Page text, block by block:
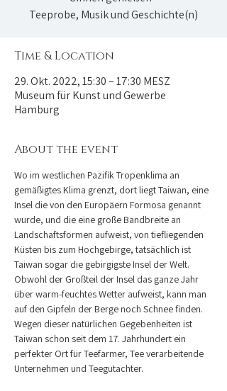
Teeprobe, Musik und Geschichte(n)
Time & Location
29. Okt. 2022, 15:30 – 17:30 MESZ
Museum für Kunst und Gewerbe
Hamburg
About the event
Wo im westlichen Pazifik Tropenklima an
gemäßigtes Klima grenzt, dort liegt Taiwan, eine
Insel die von den Europäern Formosa genannt
wurde, und die eine große Bandbreite an
Landschaftsformen aufweist, von tiefliegenden
Küsten bis zum Hochgebirge, tatsächlich ist
Taiwan sogar die gebirgigste Insel der Welt.
Obwohl der Großteil der Insel das ganze Jahr
über warm-feuchtes Wetter aufweist, kann man
auf den Gipfeln der Berge noch Schnee finden.
Wegen dieser natürlichen Gegebenheiten ist
Taiwan schon seit dem 17. Jahrhundert ein
perfekter Ort für Teefarmer, Tee verarbeitende
Unternehmen und Teegutachter.